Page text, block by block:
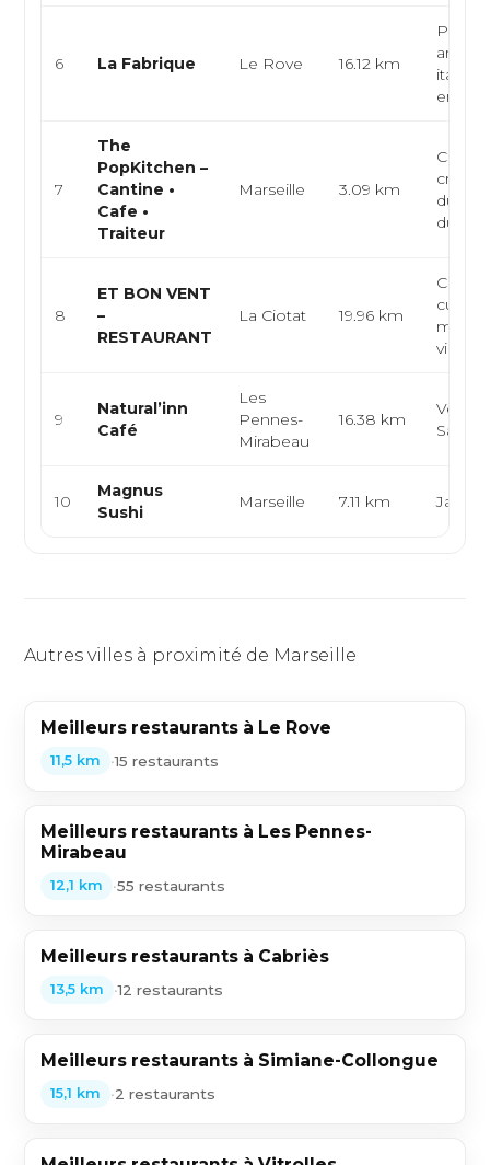
6 La Fabrique Le Rove 16.12 km
7
The
PopKitchen –
Cantine •
Cafe •
Traiteur
Marseille 3.09 km
Café-
du
du
8
ET BON VENT
–
RESTAURANT
La Ciotat 19.96 km
Cave
cuisine
vins
9
Natural’inn
Café
Les
Pennes-
Mirabeau
16.38 km
10
Magnus
Sushi
Marseille 7.11 km
Autres villes à proximité de Marseille
Meilleurs restaurants à Le Rove
11,5 km •15 restaurants
Meilleurs restaurants à Les Pennes-
Mirabeau
12,1 km •55 restaurants
Meilleurs restaurants à Cabriès
13,5 km •12 restaurants
Meilleurs restaurants à Simiane-Collongue
15,1 km •2 restaurants